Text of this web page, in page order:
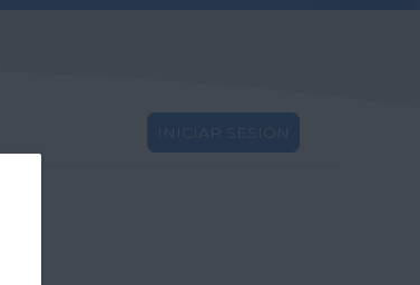
INICIAR SESIÓN